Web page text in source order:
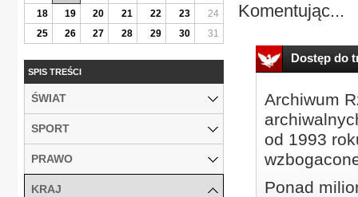
Komentując...
Dostęp do
Archiwum
od 1993
Ponad
18
19 20 21 22 23
24
25
26 27 28 29 30 31
SPIS TREŚCI
ŚWIAT
SPORT
PRAWO
KRAJ